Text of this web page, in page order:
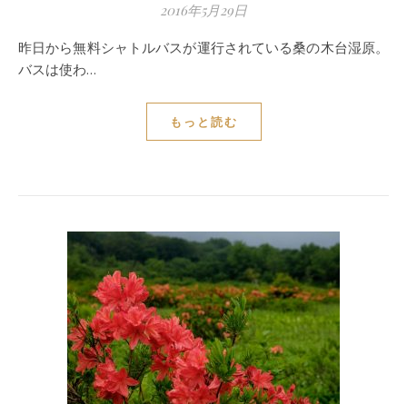
2016年5月29日
昨日から無料シャトルバスが運行されている桑の木台湿原。
バスは使わ…
もっと読む